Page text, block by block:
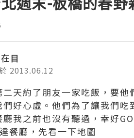
目
2013.06.12
二天約了朋友一家吃飯，要
們好心虛。他們為了讓我們
廳我之前也沒有聽過，幸好
餐廳，先看一下地圖